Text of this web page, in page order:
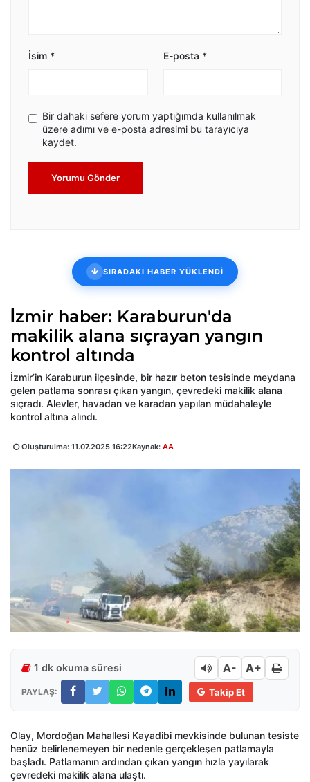
İsim * E-posta *
Bir dahaki sefere yorum yaptığımda kullanılmak
üzere adımı ve e-posta adresimi bu tarayıcıya
kaydet.
Yorumu Gönder
SIRADAKİ HABER YÜKLENDİ
İzmir haber: Karaburun'da
makilik alana sıçrayan yangın
kontrol altında
İzmir’in Karaburun ilçesinde, bir hazır beton tesisinde meydana
gelen patlama sonrası çıkan yangın, çevredeki makilik alana
sıçradı. Alevler, havadan ve karadan yapılan müdahaleyle
kontrol altına alındı.
Oluşturulma: 11.07.2025 16:22Kaynak: AA
1 dk okuma süresi A- A+
PAYLAŞ: Takip Et
Olay, Mordoğan Mahallesi Kayadibi mevkisinde bulunan tesiste
henüz belirlenemeyen bir nedenle gerçekleşen patlamayla
başladı. Patlamanın ardından çıkan yangın hızla yayılarak
çevredeki makilik alana ulaştı.